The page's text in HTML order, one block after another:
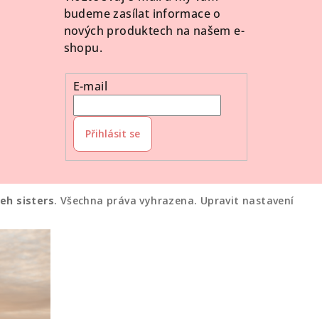
budeme zasílat informace o
nových produktech na našem e-
shopu.
E-mail
Přihlásit se
eh sisters. Všechna práva vyhrazena. Upravit nastavení